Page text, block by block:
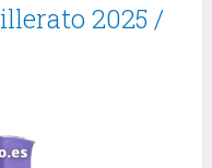
2025 /